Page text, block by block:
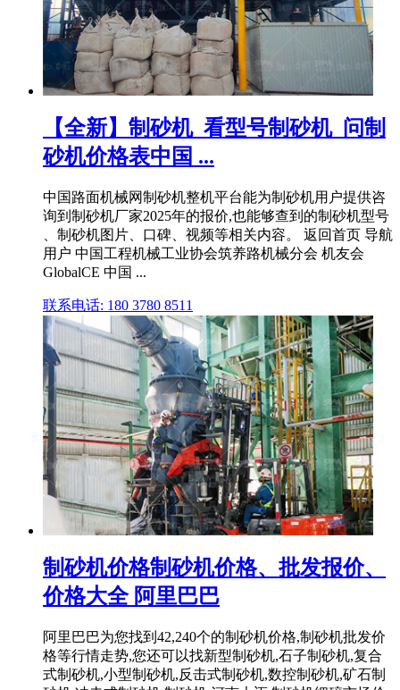
【全新】制砂机_看型号制砂机_问制
砂机价格表中国 ...
中国路面机械网制砂机整机平台能为制砂机用户提供咨
询到制砂机厂家2025年的报价,也能够查到的制砂机型号
、制砂机图片、口碑、视频等相关内容。 返回首页 导航
用户 中国工程机械工业协会筑养路机械分会 机友会
GlobalCE 中国 ...
联系电话: 180 3780 8511
制砂机价格制砂机价格、批发报价、
价格大全 阿里巴巴
阿里巴巴为您找到42,240个的制砂机价格,制砂机批发价
格等行情走势,您还可以找新型制砂机,石子制砂机,复合
式制砂机,小型制砂机,反击式制砂机,数控制砂机,矿石制